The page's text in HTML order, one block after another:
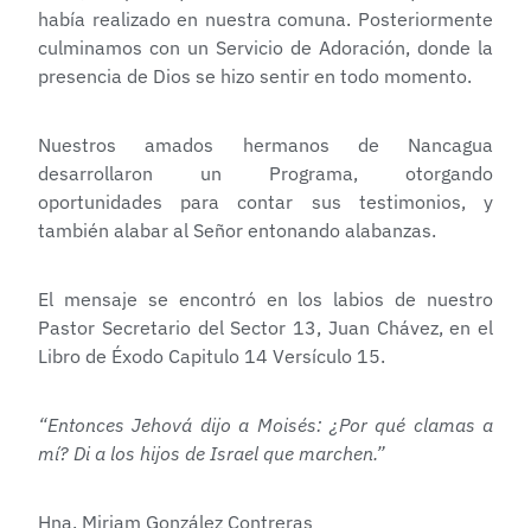
había realizado en nuestra comuna. Posteriormente
culminamos con un Servicio de Adoración, donde la
presencia de Dios se hizo sentir en todo momento.
Nuestros amados hermanos de Nancagua
desarrollaron un Programa, otorgando
oportunidades para contar sus testimonios, y
también alabar al Señor entonando alabanzas.
El mensaje se encontró en los labios de nuestro
Pastor Secretario del Sector 13, Juan Chávez, en el
Libro de Éxodo Capitulo 14 Versículo 15.
“Entonces Jehová dijo a Moisés: ¿Por qué clamas a
mí? Di a los hijos de Israel que marchen.”
Hna. Miriam González Contreras